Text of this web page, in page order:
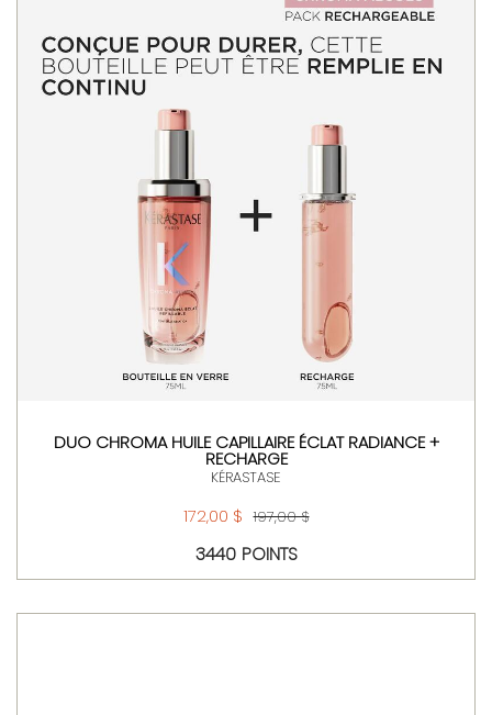
DUO CHROMA HUILE CAPILLAIRE ÉCLAT RADIANCE +
RECHARGE
KÉRASTASE
172,00 $ 197,00 $
3440 POINTS